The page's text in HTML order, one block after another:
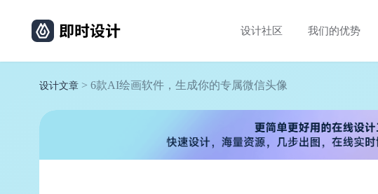
设计社区 我们的优势
设计文章 > 6款AI绘画软件，生成你的专属微信头像